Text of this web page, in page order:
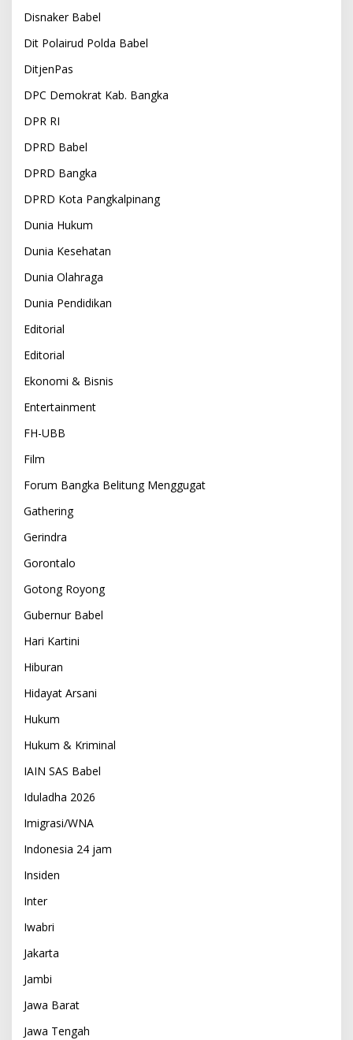
Disnaker Babel
Dit Polairud Polda Babel
DitjenPas
DPC Demokrat Kab. Bangka
DPR RI
DPRD Babel
DPRD Bangka
DPRD Kota Pangkalpinang
Dunia Hukum
Dunia Kesehatan
Dunia Olahraga
Dunia Pendidikan
Editorial
Editorial
Ekonomi & Bisnis
Entertainment
FH-UBB
Film
Forum Bangka Belitung Menggugat
Gathering
Gerindra
Gorontalo
Gotong Royong
Gubernur Babel
Hari Kartini
Hiburan
Hidayat Arsani
Hukum
Hukum & Kriminal
IAIN SAS Babel
Iduladha 2026
Imigrasi/WNA
Indonesia 24 jam
Insiden
Inter
Iwabri
Jakarta
Jambi
Jawa Barat
Jawa Tengah